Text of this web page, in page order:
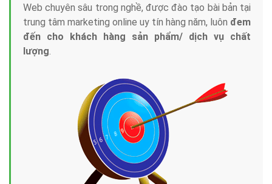
Web chuyên sâu trong nghề, được đào tạo bài bản tại
trung tâm marketing online uy tín hàng năm, luôn đem
đến cho khách hàng sản phẩm/ dịch vụ chất
lượng.